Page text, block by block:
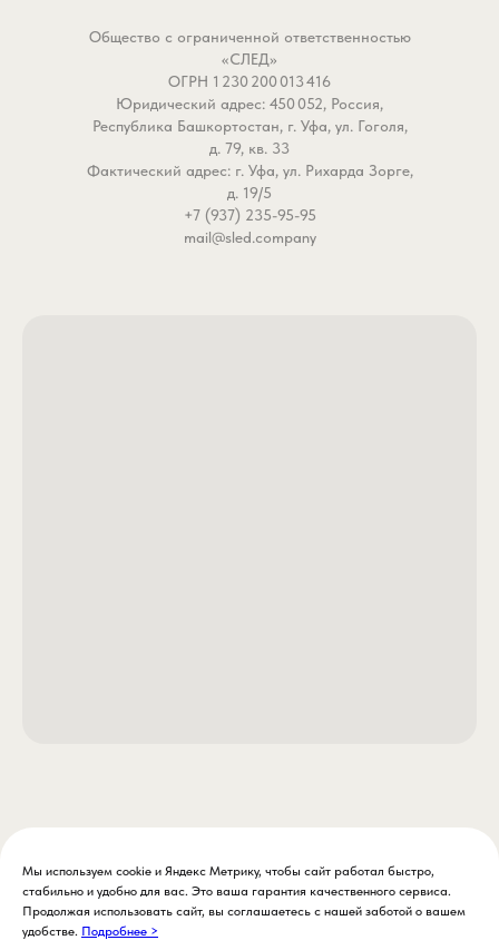
Общество с ограниченной ответственностью
«СЛЕД»
ОГРН 1 230 200 013 416
Юридический адрес: 450 052, Россия,
Республика Башкортостан, г. Уфа, ул. Гоголя,
д. 79, кв. 33
Фактический адрес: г. Уфа, ул. Рихарда Зорге,
д. 19/5
+7 (937) 235-95-95
mail@sled.company
Мы используем cookie и Яндекс Метрику, чтобы сайт работал быстро,
стабильно и удобно для вас. Это ваша гарантия качественного сервиса.
Продолжая использовать сайт, вы соглашаетесь с нашей заботой о вашем
удобстве. Подробнее >